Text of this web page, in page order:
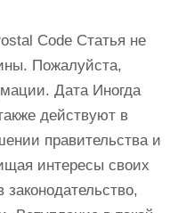
Code Статья не
Пожалуйста,
Дата Иногда
действуют в
правительства и
интересы своих